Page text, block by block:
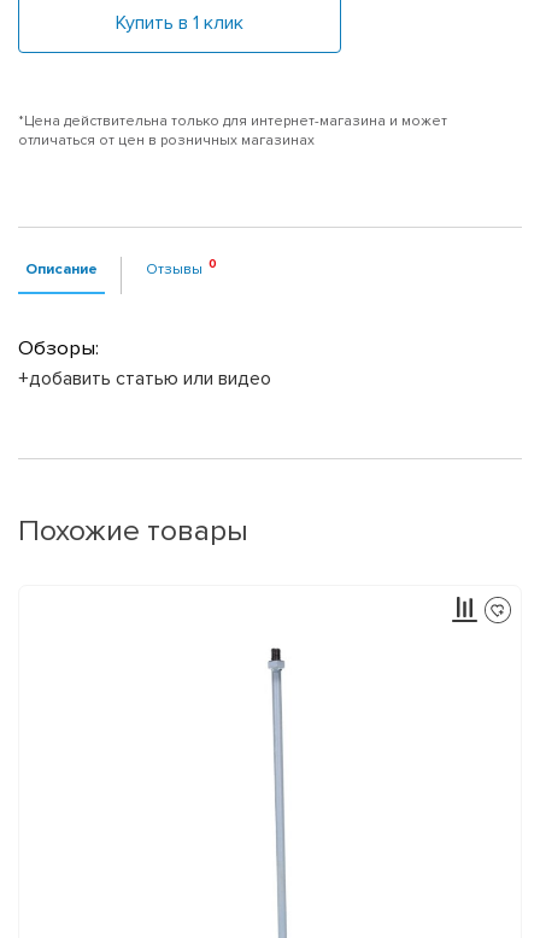
Купить в 1 клик
*Цена действительна только для интернет-магазина и может
отличаться от цен в розничных магазинах
Описание Отзывы
Обзоры:
+добавить статью или видео
Похожие товары